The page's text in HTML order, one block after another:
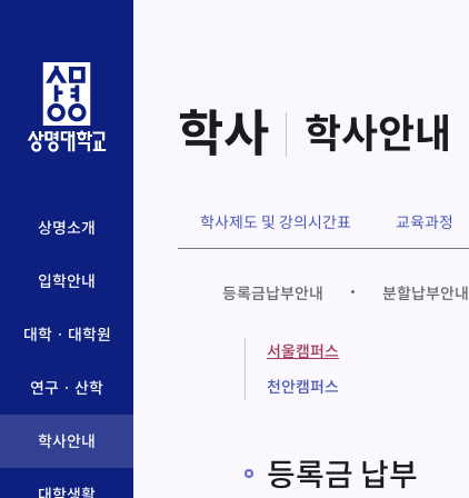
상명소개
입학안내
대학 · 대학원
연구 · 산학
학사안내
학사 학사안내
학사제도 및 강의시간표 교육과정
등록금납부안내 분할납부안내
서울캠퍼스
천안캠퍼스
등록금 납부